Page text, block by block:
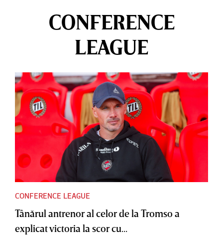
CONFERENCE
LEAGUE
CONFERENCE LEAGUE
Tânărul antrenor al celor de la Tromso a
explicat victoria la scor cu...